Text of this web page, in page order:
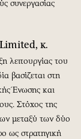
συνεργασίας
κ.
λειτουργίας του
βασίζεται στη
Ένωσης και
Στόχος της
μεταξύ των δύο
ως στρατηγική